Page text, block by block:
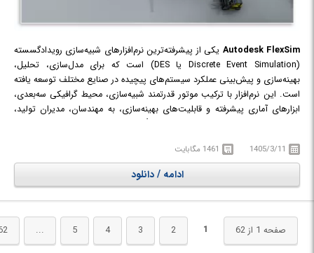
Autodesk FlexSim یکی از پیشرفته‌ترین نرم‌افزارهای شبیه‌سازی رویدادگسسته
(Discrete Event Simulation یا DES) است که برای مدل‌سازی، تحلیل،
بهینه‌سازی و پیش‌بینی عملکرد سیستم‌های پیچیده در صنایع مختلف توسعه یافته
است. این نرم‌افزار با ترکیب موتور قدرتمند شبیه‌سازی، محیط گرافیکی سه‌بعدی،
ابزارهای آماری پیشرفته و قابلیت‌های بهینه‌سازی، به مهندسان، مدیران تولید،
تحلیلگران عملیات و متخصصان زنجیره تأمین کمک می‌کند تا پیش از اجرای
کرده و بهترین تصمیم را بر پایه داده‌های واقعی اتخاذ کنند.
نرم‌افزار FlexSim در ابتدا توسط شرکت FlexSim Software Products, Inc.
توسعه داده شد. اما از نوامبر 2023، شرکت Autodesk، شرکت FlexSim Software
Products را خریداری کرد. از آن زمان، این نرم‌افزار با نام Autodesk FlexSim
پس از پیوستن FlexSim به خانواده Autodesk، این نرم‌افزار بیش از پیش با
اکوسیستم محصولات Autodesk یکپارچه شده و قابلیت‌های جدیدی برای ارتباط
1405/3/11 1461 مگابایت
ادامه / دانلود
صفحه 1 از 62 1
2
3
4
5
...